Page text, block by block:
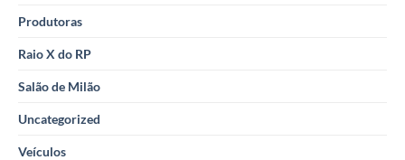
Produtoras
Raio X do RP
Salão de Milão
Uncategorized
Veículos